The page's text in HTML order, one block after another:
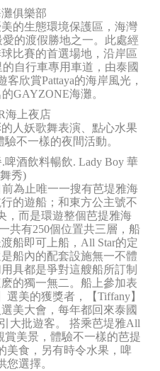
俱樂部
的生態環境保護區，海灣
的渡假勝地之一。此處經
比賽的首選場地，沿岸區
自行車專用車道，由泰國
欣賞Pattaya的海岸風光，
GAYZONE海灘。
海上夜店
人妖歌舞表演、點心水果
不一樣的夜間活動。
酒飲料暢飲. Lady Boy 華
秀)
為止唯一一搜有芭堤雅海
的遊船；和東方公主號不
，而是環遊整個芭提雅海
共有250個位置共三層，船
船即可上船，All Star的定
船內的配套設施無一不體
具都是爭對這艘船所訂制
的獨一無二。船上參加表
美的獲獎者，【Tiffany】
美大會，每年都回來泰國
大批遊客。 搭乘芭堤雅All
賞美景，體驗不一樣的芭提
美食，另有時令水果，啤
您選擇。